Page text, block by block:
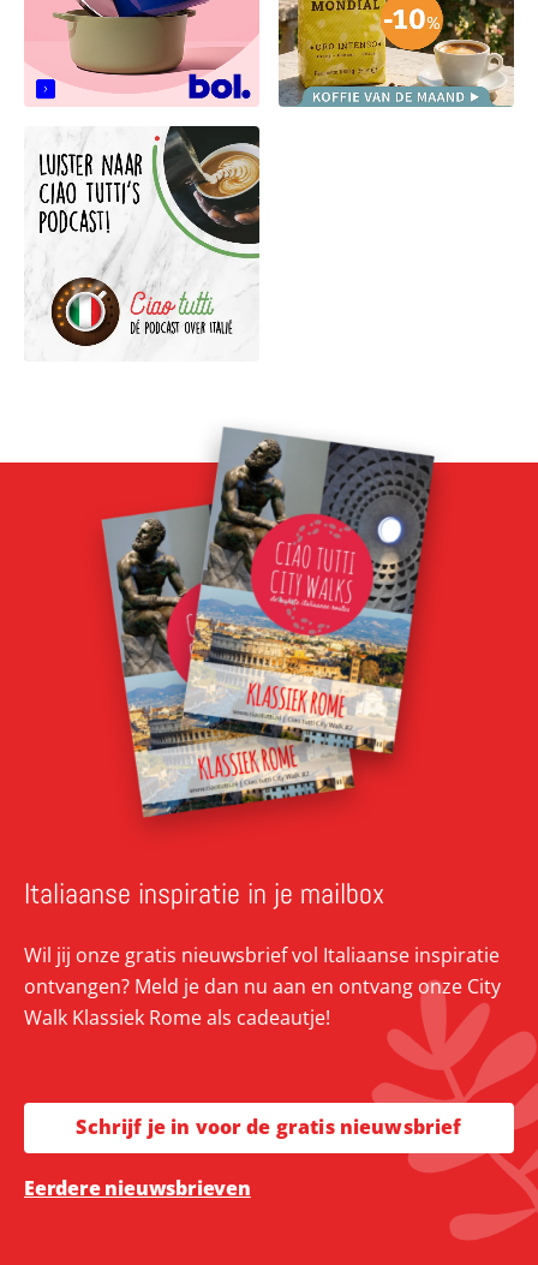
Italiaanse inspiratie in je mailbox
Wil jij onze gratis nieuwsbrief vol Italiaanse inspiratie
ontvangen? Meld je dan nu aan en ontvang onze City
Walk Klassiek Rome als cadeautje!
Schrijf je in voor de gratis nieuwsbrief
Eerdere nieuwsbrieven